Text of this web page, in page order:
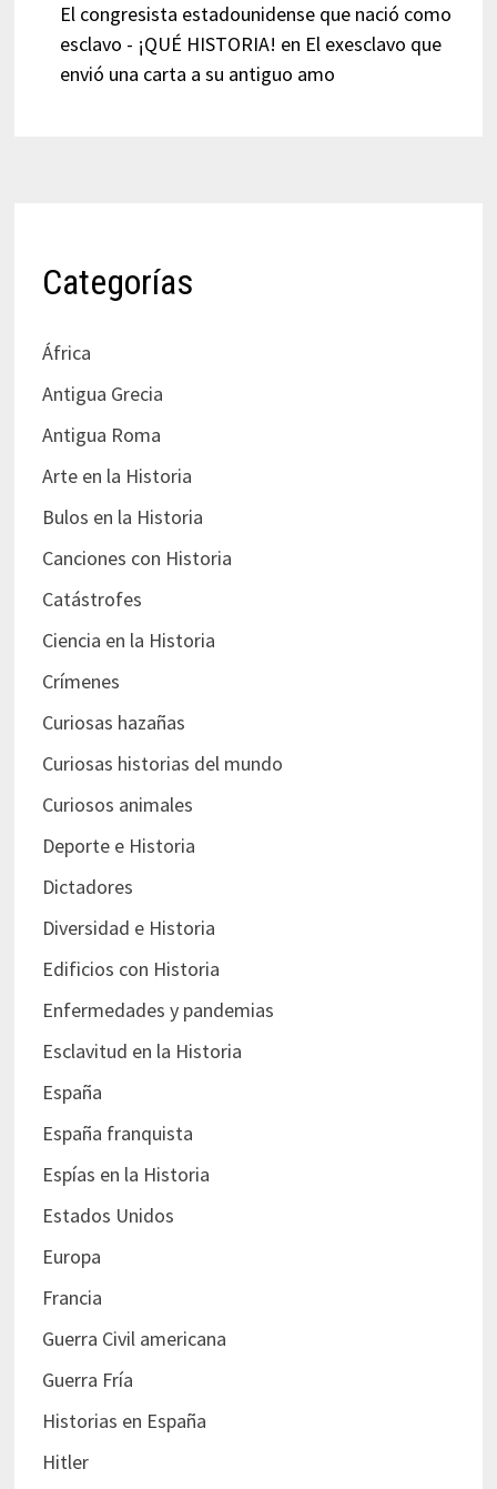
El congresista estadounidense que nació como
esclavo - ¡QUÉ HISTORIA! en El exesclavo que
envió una carta a su antiguo amo
Categorías
África
Antigua Grecia
Antigua Roma
Arte en la Historia
Bulos en la Historia
Canciones con Historia
Catástrofes
Ciencia en la Historia
Crímenes
Curiosas hazañas
Curiosas historias del mundo
Curiosos animales
Deporte e Historia
Dictadores
Diversidad e Historia
Edificios con Historia
Enfermedades y pandemias
Esclavitud en la Historia
España
España franquista
Espías en la Historia
Estados Unidos
Europa
Francia
Guerra Civil americana
Guerra Fría
Historias en España
Hitler